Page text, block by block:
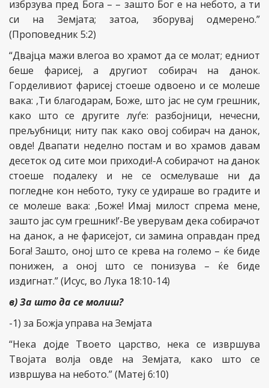
избрзува пред Бога – – зашто Бог е на небото, а ти
си на Земјата; затоа, зборувај одмерено.”
(Проповедник 5:2)
“Двајца мажи влегоа во храмот да се молат; едниот
беше фарисеј, а другиот собирач на данок.
Горделивиот фарисеј стоеше одвоено и се молеше
вака: ,Ти благодарам, Боже, што јас не сум грешник,
како што се другите луѓе: разбојници, нечесни,
прељубници; ниту пак како овој собирач на данок,
овде! Двапати неделно постам и во храмов давам
десеток од сите мои приходи!-А собирачот на данок
стоеше подалеку и не се осмелуваше ни да
погледне кон небото, туку се удираше во градите и
се молеше вака: ,Боже! Имај милост спрема мене,
зашто јас сум грешник!’-Ве уверувам дека собирачот
на данок, а не фарисејот, си замина оправдан пред
Бога! Зашто, оној што се крева на големо – ќе биде
понижен, а оној што се понизува – ќе биде
издигнат.” (Исус, во Лука 18:10-14)
в) За што да се молиш?
-1) за Божја управа на Земјата
“Нека дојде Твоето царство, нека се извршува
Твојата волја овде на Земјата, како што се
извршува на небото.” (Матеј 6:10)